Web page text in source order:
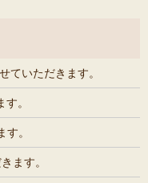
ていただきます。
。
。
ます。